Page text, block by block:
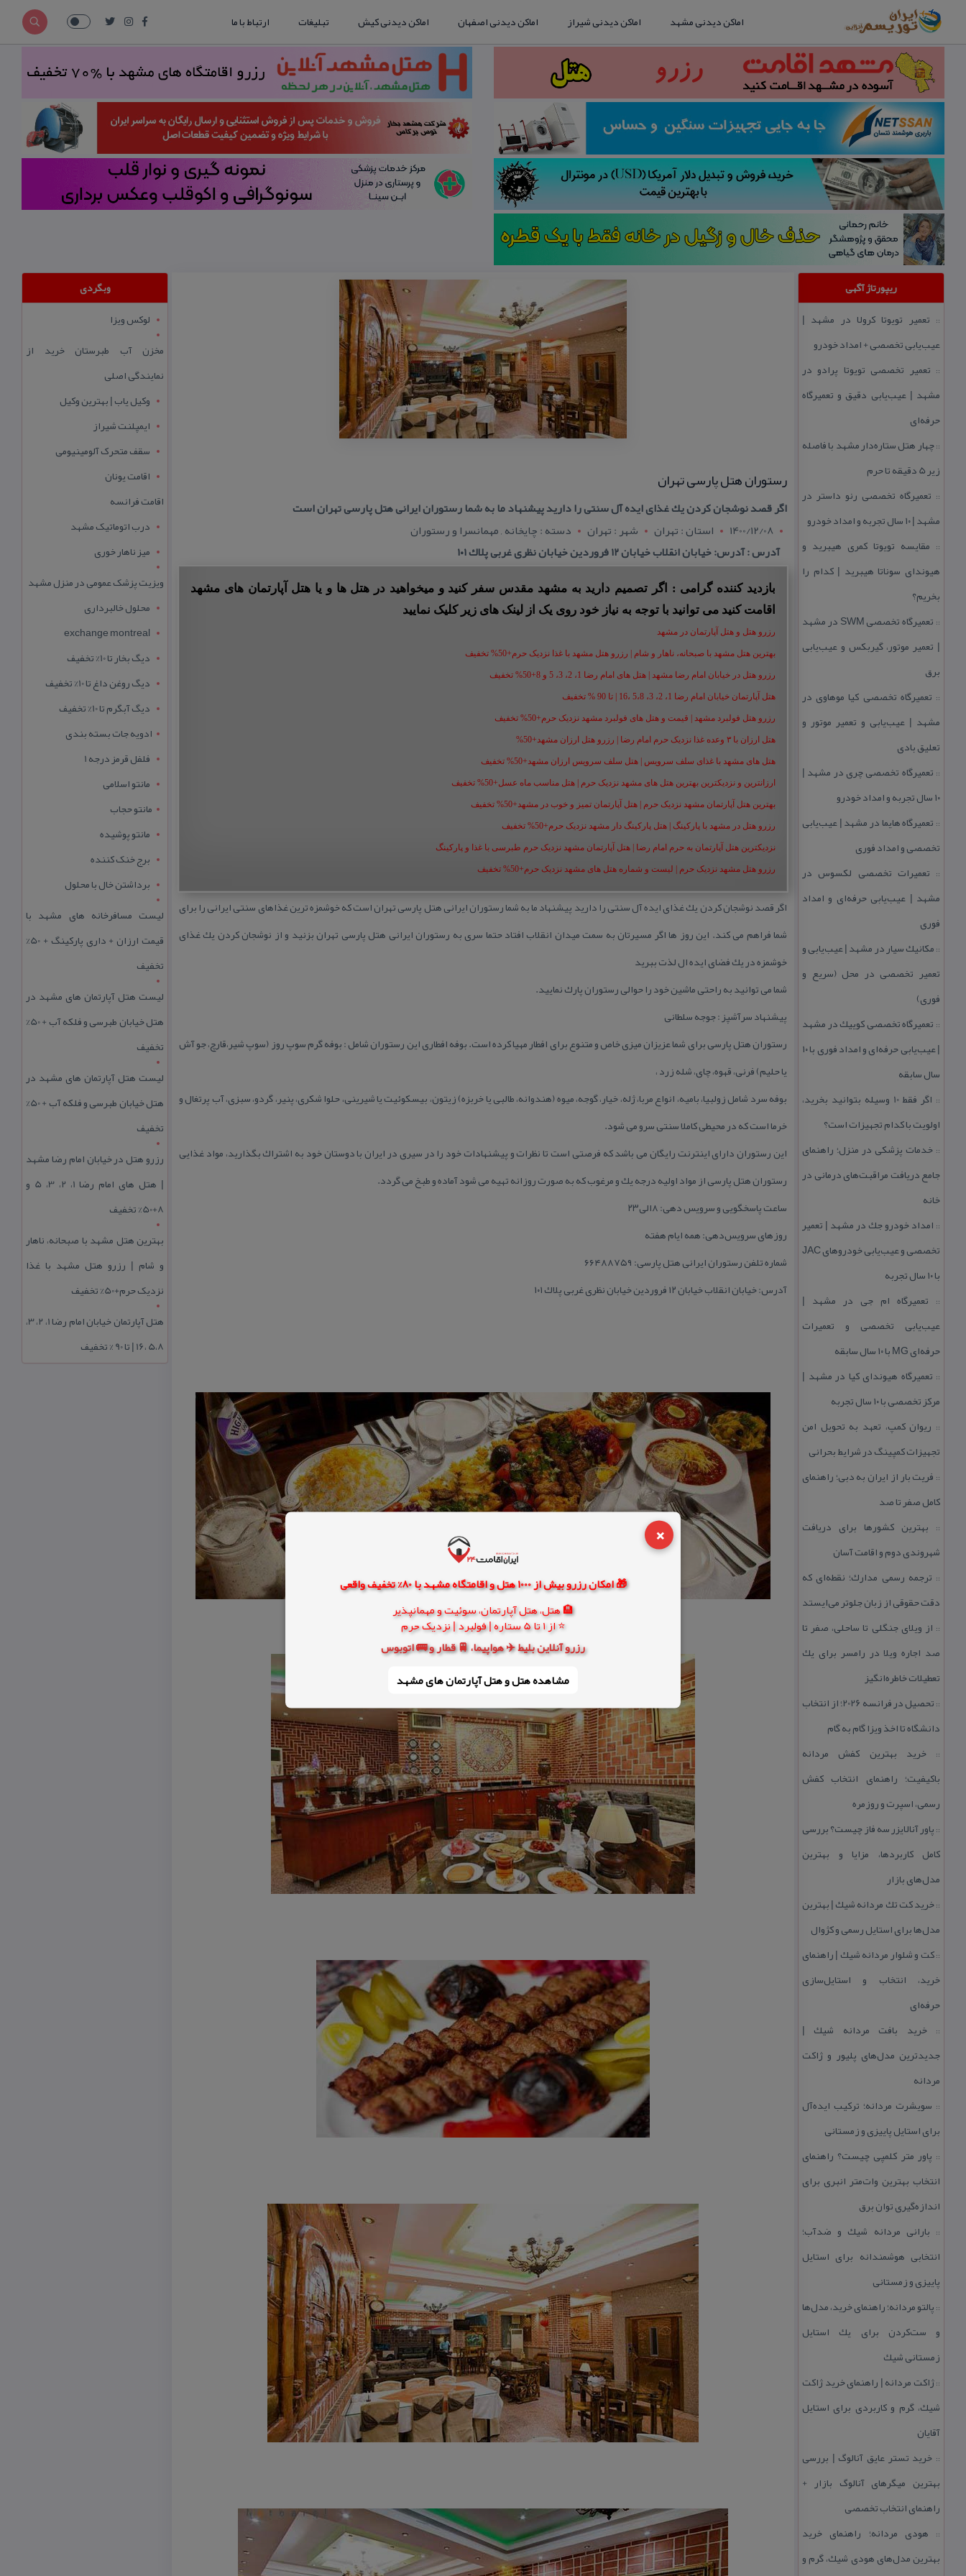
×
🎁 امکان رزرو بیش از 1000 هتل و اقامتگاه مشهد با 80% تخفیف واقعی
🏨 هتل، هتل آپارتمان، سوئیت و مهمانپذیر
⭐ از 1 تا 5 ستاره | فولبرد | نزدیک حرم
رزرو آنلاین بلیط ✈️ هواپیما، 🚆 قطار و 🚌 اتوبوس
مشاهده هتل و هتل‌ آپارتمان های مشهد
اماکن دیدنی مشهد اماکن دیدنی شیراز اماکن دیدنی اصفهان اماکن دیدنی کیش تبلیغات ارتباط با ما
ریپورتاژ آگهی
:: تعمیر تویوتا كرولا در مشهد |
عیب‌یابی تخصصی + امداد خودرو
:: تعمیر تخصصی تویوتا پرادو در
مشهد | عیب‌یابی دقیق و تعمیرگاه
حرفه‌ای
::چهار هتل‌ ستاره‌دار مشهد با فاصله
زیر 5 دقیقه تا حرم
:: تعمیرگاه تخصصی رنو داستر در
مشهد | ۱۰ سال تجربه و امداد خودرو
:: مقایسه تویوتا كمری هیبرید و
هیوندای سوناتا هیبرید | كدام را
بخریم؟
::
تعمیرگاه تخصصی SWM در مشهد
| تعمیر موتور، گیربكس و عیب‌یابی
برق
:: تعمیرگاه تخصصی كیا موهاوی در
مشهد | عیب‌یابی و تعمیر موتور و
تعلیق بادی
:: تعمیرگاه تخصصی چری در مشهد |
۱۰ سال تجربه و امداد خودرو
:: تعمیرگاه هایما در مشهد | عیب‌یابی
تخصصی و امداد فوری
:: تعمیرات تخصصی لكسوس در
مشهد | عیب‌یابی حرفه‌ای و امداد
فوری
:: مكانیك سیار در مشهد | عیب‌یابی و
تعمیر تخصصی در محل (سریع و
فوری)
:: تعمیرگاه تخصصی كوییك در مشهد
| عیب‌یابی حرفه‌ای و امداد فوری با ۱۰
سال سابقه
::
اگر فقط 10 وسیله بتوانید بخرید،
اولویت با كدام تجهیزات است؟
:: خدمات پزشكی در منزل؛ راهنمای
جامع دریافت مراقبت‌های درمانی در
خانه
:: امداد خودرو جك در مشهد | تعمیر
تخصصی و عیب‌یابی خودروهای JAC
با ۱۰ سال تجربه
:: تعمیرگاه ام جی در مشهد |
عیب‌یابی تخصصی و تعمیرات
حرفه‌ای MG با ۱۰ سال سابقه
:: تعمیرگاه هیوندای كیا در مشهد |
مركز تخصصی با ۱۰ سال تجربه
:: ریوان كمپ، تعهد به تحویل امن
تجهیزات كمپینگ در شرایط بحرانی
:: فریت بار از ایران به دبی؛ راهنمای
كامل صفر تا صد
:: بهترین كشورها برای دریافت
شهروندی دوم و اقامت آسان
:: ترجمه رسمی مدارك؛ نقطه‌ای كه
دقت حقوقی از زبان جلوتر می‌ایستد
:: از ویلای جنگلی تا ساحلی، صفر تا
صد اجاره ویلا در رامسر برای یك
تعطیلات خاطره‌انگیز
::
تحصیل در فرانسه 2026؛ از انتخاب
دانشگاه تا اخذ ویزا گام به گام
::خرید بهترین كفش مردانه
باكیفیت؛ راهنمای انتخاب كفش
رسمی، اسپرت و روزمره
:: پاور آنالایزر سه فاز چیست؟ بررسی
كامل كاربردها، مزایا و بهترین
مدل‌های بازار
::خرید كت تك مردانه شیك | بهترین
مدل‌ها برای استایل رسمی و كژوال
::كت و شلوار مردانه شیك | راهنمای
خرید، انتخاب و استایل‌سازی
حرفه‌ای
::خرید بافت مردانه شیك |
جدیدترین مدل‌های پلیور و ژاكت
مردانه
:: سویشرت مردانه؛ تركیب ایده‌آل
برای استایل پاییزی و زمستانی
:: پاور متر كلمپی چیست؟ راهنمای
انتخاب بهترین وات‌متر انبری برای
اندازه‌گیری توان برق
:: بارانی مردانه شیك و ضدآب؛
انتخابی هوشمندانه برای استایل
پاییزی و زمستانی
:: پالتو مردانه؛ راهنمای خرید، مدل‌ها
و ست‌كردن برای یك استایل
زمستانی شیك
::ژاكت مردانه | راهنمای خرید ژاكت
شیك، گرم و كاربردی برای استایل
آقایان
:: خرید تستر عایق آنالوگ | بررسی
بهترین میگرهای آنالوگ بازار +
راهنمای انتخاب تخصصی
:: هودی مردانه؛ راهنمای خرید
بهترین مدل‌های هودی شیك، گرم و
رستوران هتل پارسی تهران
اگر قصد نوشجان كردن یك غذای ایده آل سنتی را دارید پیشنهاد ما به شما رستوران ایرانی هتل پارسی تهران است
1400/12/08
استان : تهران شهر : تهران
دسته : چایخانه , مهمانسرا و رستوران
آدرس : آدرس: خیابان انقلاب خیابان ۱۲ فروردین خیابان نظری غربی پلاك ۱۰۱
بازدید کننده گرامی : اگر تصمیم دارید به مشهد مقدس سفر کنید و میخواهید در هتل ها و یا هتل آپارتمان های مشهد
اقامت کنید می توانید با توجه به نیاز خود روی یک از لینک های زیر کلیک نمایید
رزرو هتل و هتل آپارتمان در مشهد
بهترین هتل مشهد با صبحانه، ناهار و شام | رزرو هتل مشهد با غذا نزدیک حرم+50% تخفیف
رزرو هتل در خیابان امام رضا مشهد | هتل‌ های امام رضا 1، 2، 3، 5 و 8+50% تخفیف
هتل آپارتمان خیابان امام رضا 1، 2، 3، 5،8 ،16 | تا 90 % تخفیف
رزرو هتل فولبرد مشهد | قیمت و هتل های فولبرد مشهد نزدیک حرم+50% تخفیف
هتل ارزان با ۳ وعده غذا نزدیک حرم امام رضا | رزرو هتل ارزان مشهد+50%
هتل های مشهد با غذای سلف سرویس | هتل سلف سرویس ارزان مشهد+50% تخفیف
ارزانترین و نزدیکترین بهترین هتل های مشهد نزدیک حرم | هتل مناسب ماه عسل+50% تخفیف
بهترین هتل آپارتمان مشهد نزدیک حرم | هتل آپارتمان تمیز و خوب در مشهد+50% تخفیف
رزرو هتل در مشهد با پارکینگ | هتل پارکینگ دار مشهد نزدیک حرم+50% تخفیف
نزدیکترین هتل آپارتمان به حرم امام رضا | هتل آپارتمان مشهد نزدیک حرم طبرسی با غذا و پارکینگ
رزرو هتل مشهد نزدیک حرم | لیست و شماره هتل های مشهد نزدیک حرم+50% تخفیف
اگر قصد نوشجان كردن یك غذای ایده آل سنتی را دارید پیشنهاد ما به شما رستوران ایرانی هتل پارسی تهران است كه خوشمزه ترین غذاهای سنتی ایرانی را برای
شما فراهم می كند. این روز ها اگر مسیرتان به سمت میدان انقلاب افتاد حتما سری به رستوران ایرانی هتل پارسی تهران بزنید و از نوشجان كردن یك غذای
خوشمزه در یك فضای ایده ال لذت ببرید
شما می توانید به راحتی ماشین خود را حوالی رستوران پارك نمایید.
پیشنهاد سرآشپز : جوجه سلطانی
رستوران هتل پارسی برای شما عزیزان میزی خاص و متنوع برای افطار مهیا كرده است. بوفه افطاری این رستوران شامل : بوفه گرم سوپ روز (سوپ شیر،قارچ، جو آش
یا حلیم) فرنی، قهوه، چای، شله زرد ،
بوفه سرد شامل زولبیا، بامیه، انواع مربا، ژله، خیار، گوجه، میوه (هندوانه، طالبی یا خربزه) زیتون، بیسكوئیت یا شیرینی، حلوا شكری، پنیر، گردو، سبزی، آب پرتغال و
خرما است كه در محیطی كاملا سنتی سرو می شود.
این رستوران دارای اینترنت رایگان می باشد كه فرصتی است تا نظرات و پیشنهادات خود را در سیری در ایران با دوستان خود به اشتراك بگذارید، مواد غذایی
رستوران هتل پارسی از مواد اولیه درجه یك و مرغوب كه به صورت روزانه تهیه می شود آماده و طبخ می گردد.
ساعت پاسخگویی و سرویس دهی: ۸الی۲۳
روزهای سرویس‌دهی: همه ایام هفته
شماره تلفن رستوران ایرانی هتل پارسی: ۶۶۴۸۸۷۵۹
آدرس: خیابان انقلاب خیابان ۱۲ فروردین خیابان نظری غربی پلاك ۱۰۱
وبگردی
لوکس ویزا
مخزن آب طبرستان خرید از
نمایندگی اصلی
وکیل یاب | بهترین وکیل
ایمپلنت شیراز
سقف متحرک آلومینیومی
اقامت یونان
اقامت فرانسه
درب اتوماتیک مشهد
میز ناهار خوری
ویزیت پزشک عمومی در منزل مشهد
محلول خالبرداری
exchange montreal
دیگ بخار تا 10% تخفیف
دیگ روغن داغ تا 10% تخفیف
دیگ آبگرم تا 10% تخفیف
ادویه جات بسته بندی
فلفل قرمز درجه 1
مانتو اسلامی
مانتو حجاب
مانتو پوشیده
برج خنک کننده
برداشتن خال با محلول
لیست مسافرخانه های مشهد با
قیمت ارزان + داری پارکینگ + 50%
تخفیف
لیست هتل آپارتمان های مشهد در
هتل خیابان طبرسی و فلکه آب + 50%
تخفیف
لیست هتل آپارتمان های مشهد در
هتل خیابان طبرسی و فلکه آب + 50%
تخفیف
رزرو هتل در خیابان امام رضا مشهد
| هتل‌ های امام رضا 1، 2، 3، 5 و
8+50% تخفیف
بهترین هتل مشهد با صبحانه، ناهار
و شام | رزرو هتل مشهد با غذا
نزدیک حرم+50% تخفیف
هتل آپارتمان خیابان امام رضا 1، 2، 3،
5،8 ،16 | تا 90 % تخفیف